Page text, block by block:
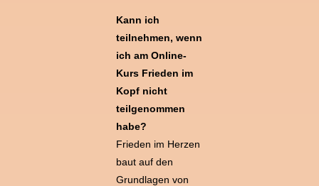
Kann ich
teilnehmen, wenn
ich am Online-
Kurs Frieden im
Kopf nicht
teilgenommen
habe?
Frieden im Herzen
baut auf den
Grundlagen von